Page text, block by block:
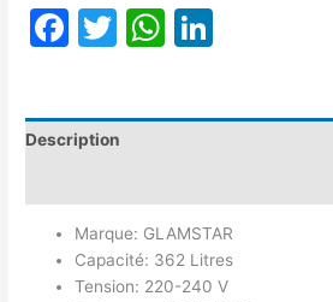
Facebook
TwitterWhatsApp
Description
Marque: GLAMSTAR
Capacité: 362 Litres
Tension: 220-240 V